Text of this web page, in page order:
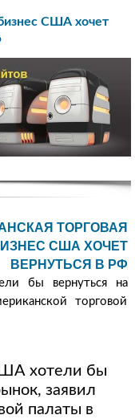
США хочет
ТОРГОВАЯ
США ХОЧЕТ
ВЕРНУТЬСЯ В РФ
бы вернуться на
торговой
хотели бы
заявил
палаты в